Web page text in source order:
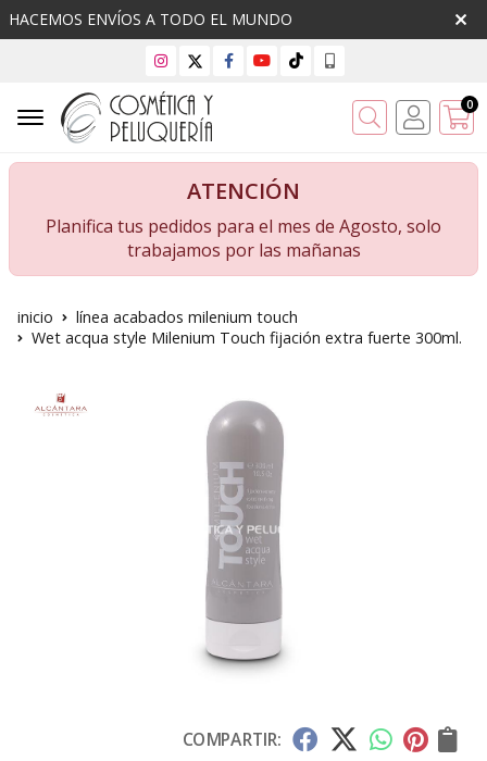
HACEMOS ENVÍOS A TODO EL MUNDO
Buscar 0
ATENCIÓN
Planifica tus pedidos para el mes de Agosto, solo
trabajamos por las mañanas
inicio
línea acabados milenium touch
Wet acqua style Milenium Touch fijación extra fuerte 300ml.
COMPARTIR: